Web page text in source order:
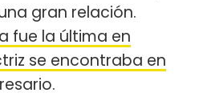
gran relación.
fue la última en
se encontraba en